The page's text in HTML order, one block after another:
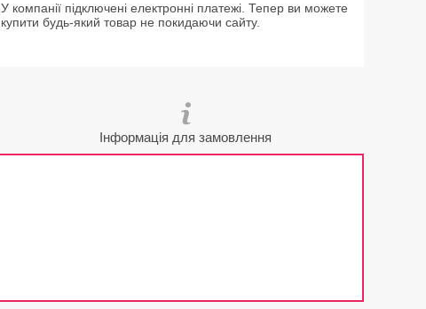
У компанії підключені електронні платежі. Тепер ви можете
купити будь-який товар не покидаючи сайту.
Інформація для замовлення